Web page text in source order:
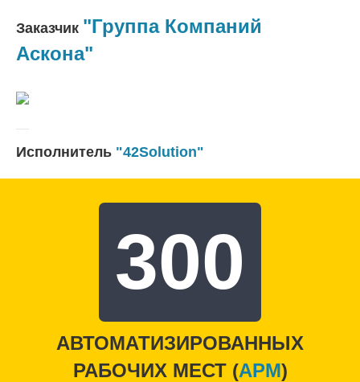
Заказчик "Группа Компаний
Аскона"
Исполнитель "42Solution"
300
АВТОМАТИЗИРОВАННЫХ
РАБОЧИХ МЕСТ (APM)